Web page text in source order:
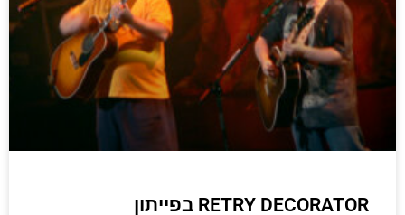
RETRY DECORATOR בפייתון